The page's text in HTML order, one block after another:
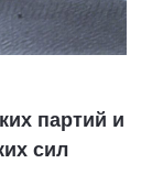
партий и
сил